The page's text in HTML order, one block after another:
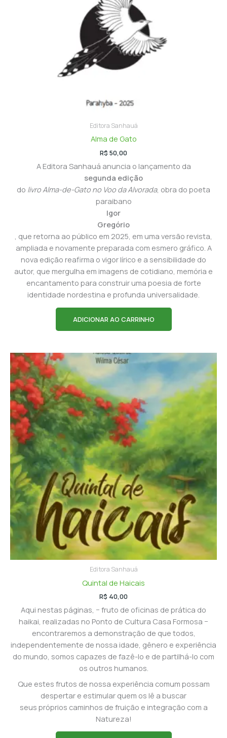
Editora Sanhauá
Alma de Gato
R$ 50,00
A Editora Sanhauá anuncia o lançamento da
segunda edição
do livro Alma-de-Gato no Voo da Alvorada, obra do poeta
paraibano
Igor
Gregório
, que retorna ao público em 2025, em uma versão revista,
ampliada e novamente preparada com esmero gráfico. A
nova edição reafirma o vigor lírico e a sensibilidade do
autor, que mergulha em imagens de cotidiano, memória e
encantamento para construir uma poesia de forte
identidade nordestina e profunda universalidade.
ADICIONAR AO CARRINHO
Editora Sanhauá
Quintal de Haicais
R$ 40,00
Aqui nestas páginas, − fruto de oficinas de prática do
haikai, realizadas no Ponto de Cultura Casa Formosa −
encontraremos a demonstração de que todos,
independentemente de nossa idade, gênero e experiência
do mundo, somos capazes de fazê-lo e de partilhá-lo com
os outros humanos.
Que estes frutos de nossa experiência comum possam
despertar e estimular quem os lê a buscar
seus próprios caminhos de fruição e integração com a
Natureza!